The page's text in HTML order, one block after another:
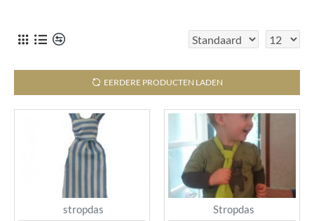
EERDERE PRODUCTEN LADEN
stropdas Stropdas